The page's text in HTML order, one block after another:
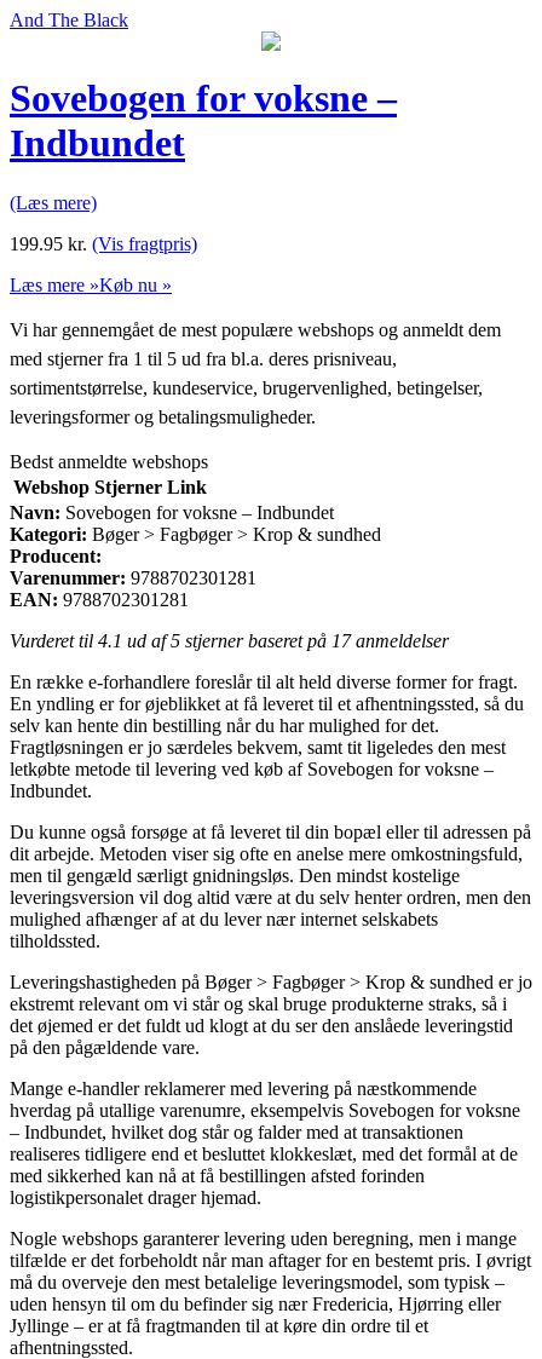
And The Black
Sovebogen for voksne –
Indbundet
(Læs mere)
199.95 kr. (Vis fragtpris)
Læs mere »Køb nu »
Vi har gennemgået de mest populære webshops og anmeldt dem
med stjerner fra 1 til 5 ud fra bl.a. deres prisniveau,
sortimentstørrelse, kundeservice, brugervenlighed, betingelser,
leveringsformer og betalingsmuligheder.
Bedst anmeldte webshops
Webshop Stjerner Link
Navn: Sovebogen for voksne – Indbundet
Kategori: Bøger > Fagbøger > Krop & sundhed
Producent:
Varenummer: 9788702301281
EAN: 9788702301281
Vurderet til 4.1 ud af 5 stjerner baseret på 17anmeldelser
En række e-forhandlere foreslår til alt held diverse former for fragt.
En yndling er for øjeblikket at få leveret til et afhentningssted, så du
selv kan hente din bestilling når du har mulighed for det.
Fragtløsningen er jo særdeles bekvem, samt tit ligeledes den mest
letkøbte metode til levering ved køb af Sovebogen for voksne –
Indbundet.
Du kunne også forsøge at få leveret til din bopæl eller til adressen på
dit arbejde. Metoden viser sig ofte en anelse mere omkostningsfuld,
men til gengæld særligt gnidningsløs. Den mindst kostelige
leveringsversion vil dog altid være at du selv henter ordren, men den
mulighed afhænger af at du lever nær internet selskabets
tilholdssted.
Leveringshastigheden på Bøger > Fagbøger > Krop & sundhed er jo
ekstremt relevant om vi står og skal bruge produkterne straks, så i
det øjemed er det fuldt ud klogt at du ser den anslåede leveringstid
på den pågældende vare.
Mange e-handler reklamerer med levering på næstkommende
hverdag på utallige varenumre, eksempelvis Sovebogen for voksne
– Indbundet, hvilket dog står og falder med at transaktionen
realiseres tidligere end et besluttet klokkeslæt, med det formål at de
med sikkerhed kan nå at få bestillingen afsted forinden
logistikpersonalet drager hjemad.
Nogle webshops garanterer levering uden beregning, men i mange
tilfælde er det forbeholdt når man aftager for en bestemt pris. I øvrigt
må du overveje den mest betalelige leveringsmodel, som typisk –
uden hensyn til om du befinder sig nær Fredericia, Hjørring eller
Jyllinge – er at få fragtmanden til at køre din ordre til et
afhentningssted.